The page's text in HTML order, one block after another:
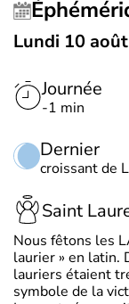
Lundi 10 août
Journée
-1 min
Dernier
croissant de
Saint
Nous fêtons les
laurier » en latin.
lauriers étaient
symbole de la